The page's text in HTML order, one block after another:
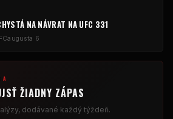
NA NÁVRAT NA UFC 331
augusta 6
ŽIADNY ZÁPAS
dodávané každý týždeň.